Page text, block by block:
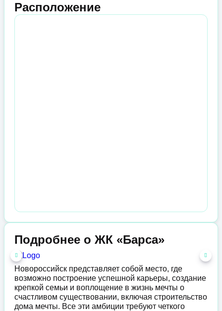
Расположение
Подробнее о ЖК «Барса»
Новороссийск представляет собой место, где
возможно построение успешной карьеры, создание
крепкой семьи и воплощение в жизнь мечты о
счастливом существовании, включая строительство
дома мечты. Все эти амбиции требуют четкого